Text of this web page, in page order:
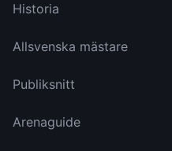
Historia
Allsvenska mästare
Publiksnitt
Arenaguide